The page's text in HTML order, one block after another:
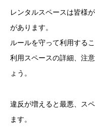
レンタルスペースは皆様
があります。
ルールを守って利用する
利用スペースの詳細、注
ょう。
違反が増えると最悪、ス
ます。